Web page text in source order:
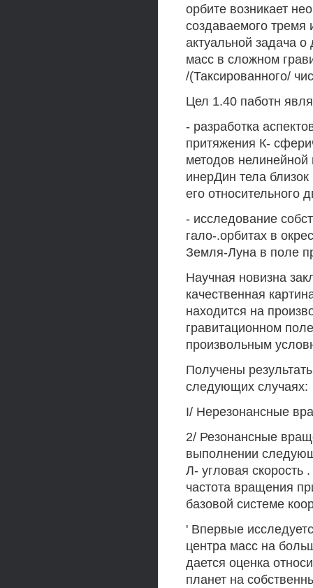
орбите возникает
создаваемого тремя
актуальной задача о
масс в сложном
/(Таксированного/
Цел 1.40 паботн
- разработка
притяжения К-
методов нелинейной
инерДин тела близок
его относительного
- исследование
гало-.орбитах в
Земля-Луна в поле
Научная новизна
качественная
находится на
гравитационном
произвольным
Получены
следующих случаях:
I/ Нерезонансные
2/ Резонансные
выполнении
Л- угловая
частота вращения
базовой системе
' Впервые
центра масс на
дается оценка
планет на